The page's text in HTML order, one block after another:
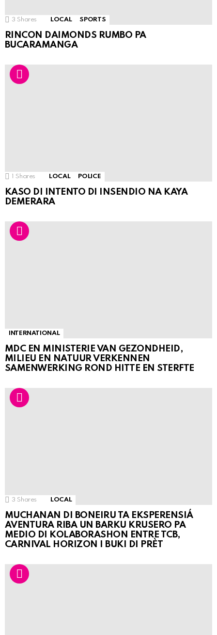
3 Shares LOCAL SPORTS
RINCON DAIMONDS RUMBO PA
BUCARAMANGA
1 Shares LOCAL POLICE
KASO DI INTENTO DI INSENDIO NA KAYA
DEMERARA
INTERNATIONAL
MDC EN MINISTERIE VAN GEZONDHEID,
MILIEU EN NATUUR VERKENNEN
SAMENWERKING ROND HITTE EN STERFTE
3 Shares LOCAL
MUCHANAN DI BONEIRU TA EKSPERENSIÁ
AVENTURA RIBA UN BARKU KRUSERO PA
MEDIO DI KOLABORASHON ENTRE TCB,
CARNIVAL HORIZON I BUKI DI PRÈT